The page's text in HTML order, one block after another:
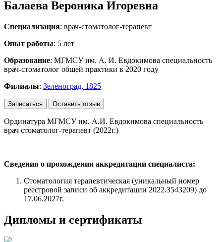
Балаева Вероника Игоревна
Специализация: врач-стоматолог-терапевт
Опыт работы: 5 лет
Образование: МГМСУ им. А. И. Евдокимова специальность
врач-стоматолог общей практики в 2020 году
Филиалы: Зеленоград, 1825
Записаться Оставить отзыв
Ординатура МГМСУ им. А.И. Евдокимова специальность
врач стоматолог-терапевт (2022г.)
Сведения о прохождении аккредитации специалиста:
Стоматология терапевтическая (уникальный номер
реестровой записи об аккредитации 2022.3543209) до
17.06.2027г.
Дипломы и сертификаты